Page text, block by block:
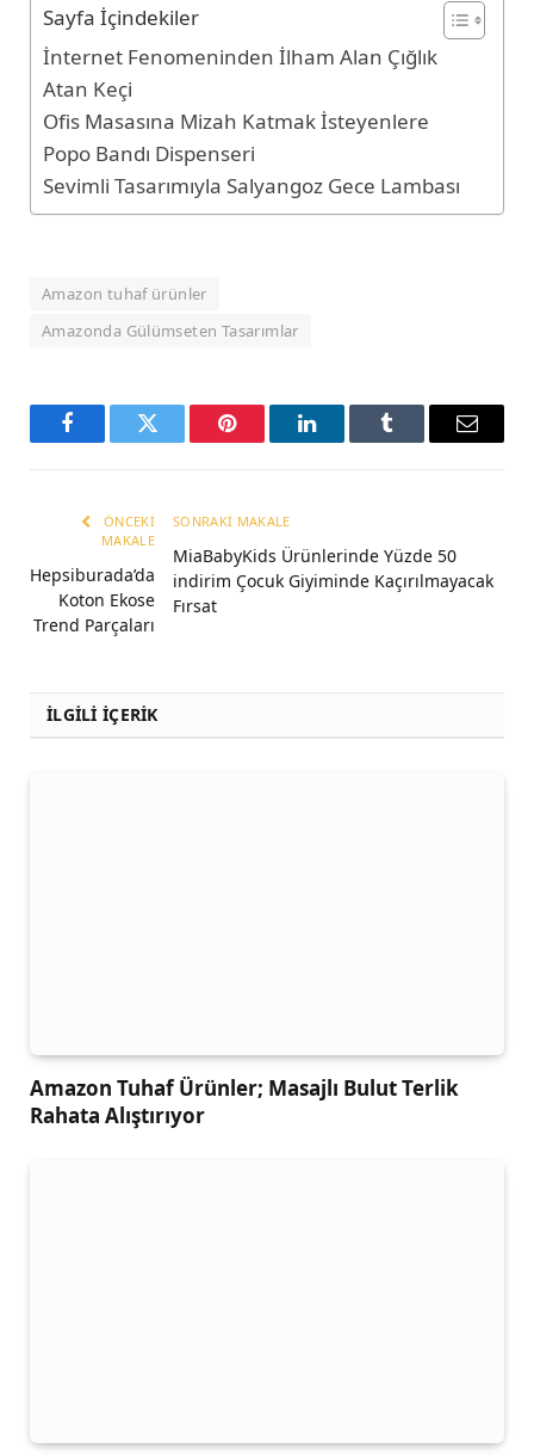
Sayfa İçindekiler
İnternet Fenomeninden İlham Alan Çığlık
Atan Keçi
Ofis Masasına Mizah Katmak İsteyenlere
Popo Bandı Dispenseri
Sevimli Tasarımıyla Salyangoz Gece Lambası
Amazon tuhaf ürünler
Amazonda Gülümseten Tasarımlar
FacebookTwitter Pinterest LinkedInTumblr Email
ÖNCEKI
MAKALE
Hepsiburada’da
Koton Ekose
Trend Parçaları
SONRAKI MAKALE
MiaBabyKids Ürünlerinde Yüzde 50
indirim Çocuk Giyiminde Kaçırılmayacak
Fırsat
İLGİLİ İÇERİK
Amazon Tuhaf Ürünler; Masajlı Bulut Terlik
Rahata Alıştırıyor